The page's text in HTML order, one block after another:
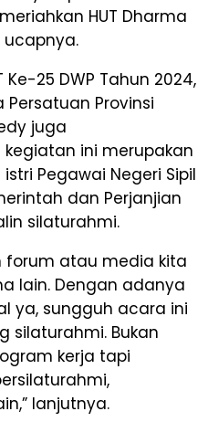
HUT Dharma
ucapnya.
25 DWP Tahun 2024,
Persatuan Provinsi
juga
ini merupakan
Pegawai Negeri Sipil
dan Perjanjian
silaturahmi.
forum atau media kita
lain. Dengan adanya
ya, sungguh acara ini
silaturahmi. Bukan
kerja tapi
lanjutnya.